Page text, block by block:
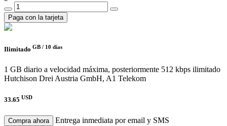
Paga con la tarjeta
Ilimitado GB / 10 días
1 GB diario a velocidad máxima, posteriormente 512 kbps ilimitado
Hutchison Drei Austria GmbH, A1 Telekom
33.65 USD
Compra ahora
Entrega inmediata por email y SMS